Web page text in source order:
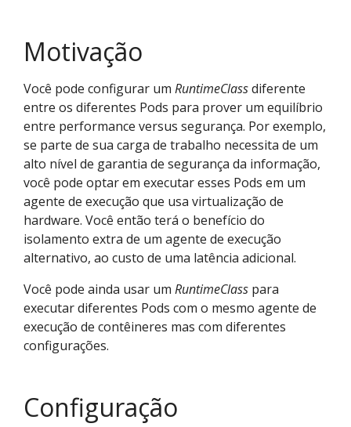
Motivação
Você pode configurar um RuntimeClassdiferente
entre os diferentes Pods para prover um equilíbrio
entre performance versus segurança. Por exemplo,
se parte de sua carga de trabalho necessita de um
alto nível de garantia de segurança da informação,
você pode optar em executar esses Pods em um
agente de execução que usa virtualização de
hardware. Você então terá o benefício do
isolamento extra de um agente de execução
alternativo, ao custo de uma latência adicional.
Você pode ainda usar um RuntimeClass para
executar diferentes Pods com o mesmo agente de
execução de contêineres mas com diferentes
configurações.
Configuração